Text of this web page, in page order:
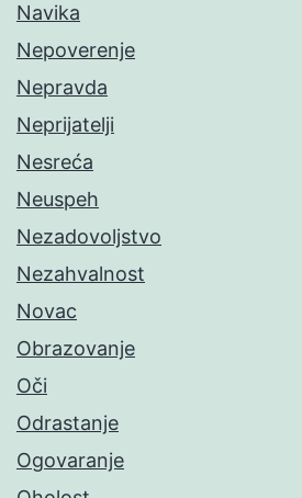
Navika
Nepoverenje
Nepravda
Neprijatelji
Nesreća
Neuspeh
Nezadovoljstvo
Nezahvalnost
Novac
Obrazovanje
Oči
Odrastanje
Ogovaranje